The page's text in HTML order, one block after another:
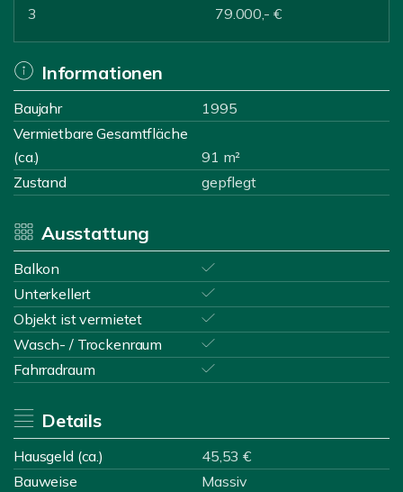
3
79.000,- €
Informationen
Baujahr
1995
Vermietbare Gesamtfläche
(ca.)
91 m²
Zustand
gepflegt
Ausstattung
Balkon
Unterkellert
Objekt ist vermietet
Wasch- / Trockenraum
Fahrradraum
Details
Hausgeld (ca.)
45,53 €
Bauweise
Massiv